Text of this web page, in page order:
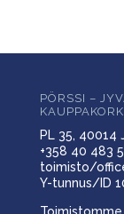
PÖRSSI –
PL 35, 40014
+358 40 483
toimisto/
Y-tunnus/ID